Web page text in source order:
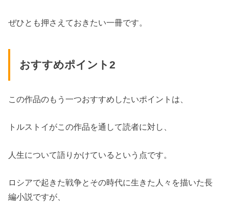
ぜひとも押さえておきたい一冊です。
おすすめポイント2
この作品のもう一つおすすめしたいポイントは、
トルストイがこの作品を通して読者に対し、
人生について語りかけているという点です。
ロシアで起きた戦争とその時代に生きた人々を描いた長
編小説ですが、